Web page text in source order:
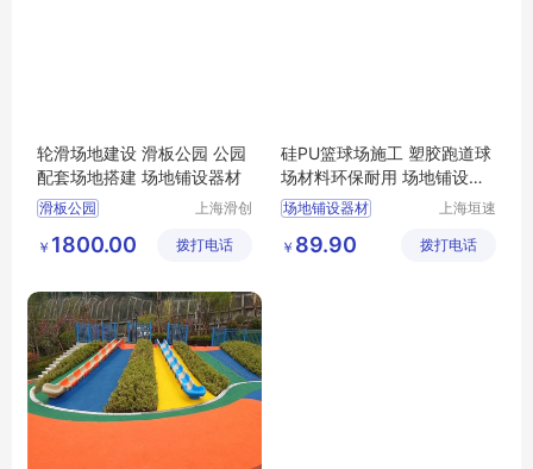
轮滑场地建设 滑板公园 公园
配套场地搭建 场地铺设器材
滑板公园
上海滑创
工程有限
￥ 1800.00 拨打电话
硅PU篮球场施工 塑胶跑道球
场材料环保耐用 场地铺设器
材
场地铺设器材
上海垣速
技有限公
￥ 89.90 拨打电话